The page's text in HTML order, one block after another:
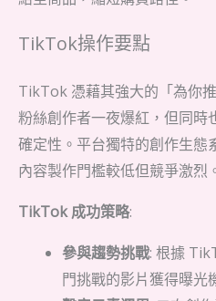
TikTok操作要點
TikTok 憑藉其強大的「為你
粉絲創作者一夜爆紅，但同時
確定性。平台獨特的創作生態
內容製作門檻較低但競爭激烈
TikTok 成功策略:
參與趨勢挑戰: 根據
門挑戰的影片獲得曝光